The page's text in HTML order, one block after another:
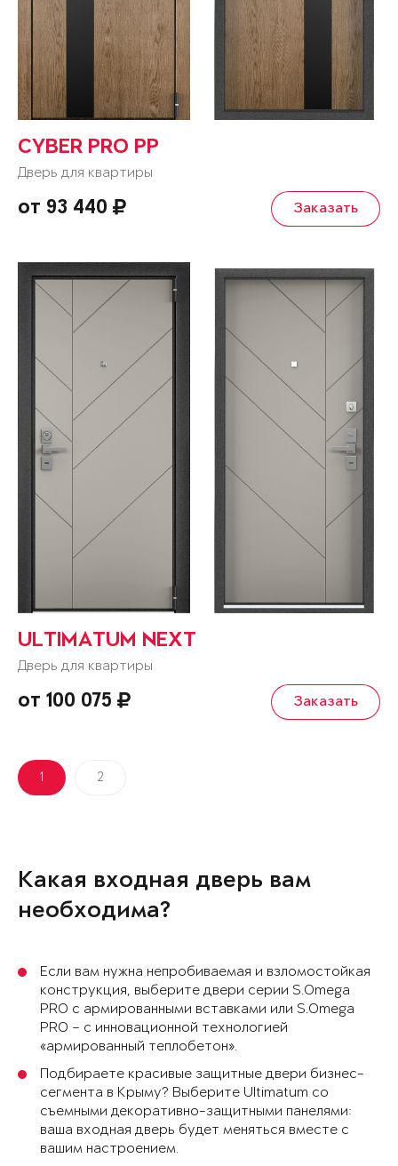
CYBER PRO PP
Дверь для квартиры
от 93 440 Заказать
ULTIMATUM NEXT
Дверь для квартиры
от 100 075 Заказать
1 2
Какая входная дверь вам
необходима?
Если вам нужна непробиваемая и взломостойкая
конструкция, выберите двери серии S.Omega
PRO с армированными вставками или S.Omega
PRO – с инновационной технологией
«армированный теплобетон».
Подбираете красивые защитные двери бизнес-
сегмента в Крыму? Выберите Ultimatum со
съемными декоративно-защитными панелями:
ваша входная дверь будет меняться вместе с
вашим настроением.